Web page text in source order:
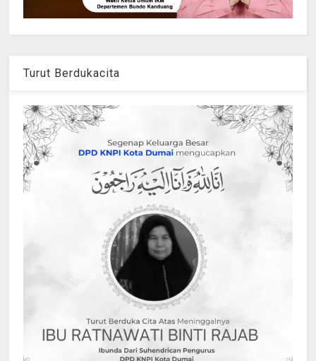
Turut Berdukacita